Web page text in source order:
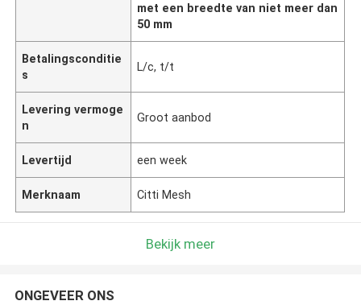
met een breedte van niet meer dan
50 mm
Betalingsconditie
s
L/c, t/t
Levering vermoge
n
Groot aanbod
Levertijd een week
Merknaam Citti Mesh
Bekijk meer
ONGEVEER ONS